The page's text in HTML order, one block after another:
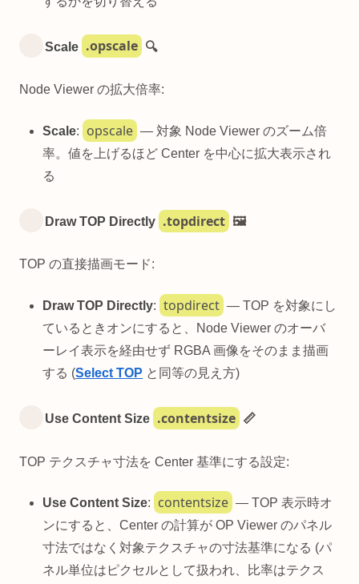
Scale .opscale 🔍
Node Viewer の拡大倍率:
Scale: opscale — 対象 Node Viewer のズーム倍
率。値を上げるほど Center を中心に拡大表示され
る
Draw TOP Directly .topdirect 🖼️
TOP の直接描画モード:
Draw TOP Directly: topdirect — TOP を対象にし
ているときオンにすると、Node Viewer のオーバ
ーレイ表示を経由せず RGBA 画像をそのまま描画
する (Select TOP と同等の見え方)
Use Content Size .contentsize 📏
TOP テクスチャ寸法を Center 基準にする設定:
Use Content Size: contentsize — TOP 表示時オ
ンにすると、Center の計算が OP Viewer のパネル
寸法ではなく対象テクスチャの寸法基準になる (パ
ネル単位はピクセルとして扱われ、比率はテクス